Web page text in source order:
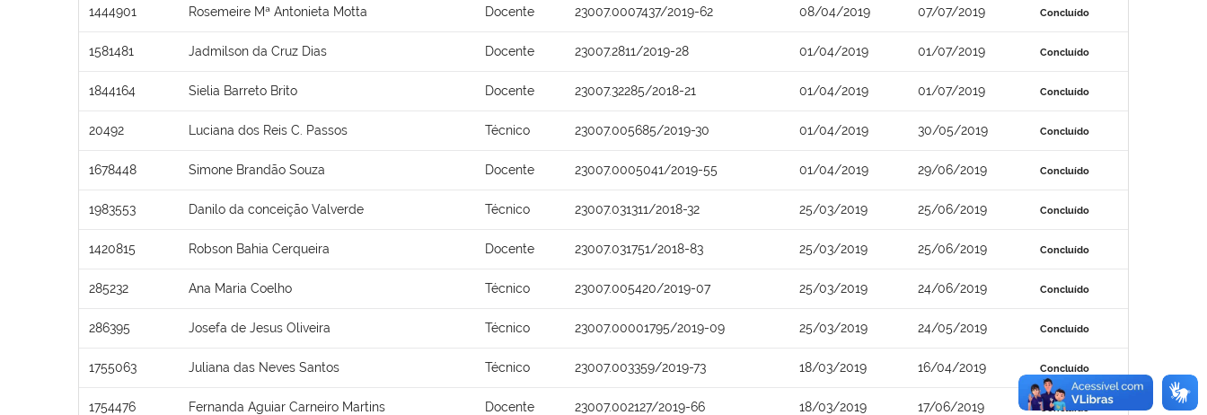
1444901 Rosemeire Mª Antonieta Motta Docente 23007.0007437/2019-62 08/04/2019 07/07/2019 Concluído
1581481 Jadmilson da Cruz Dias Docente 23007.2811/2019-28 01/04/2019 01/07/2019 Concluído
1844164 Sielia Barreto Brito Docente 23007.32285/2018-21 01/04/2019 01/07/2019 Concluído
20492 Luciana dos Reis C. Passos Técnico 23007.005685/2019-30 01/04/2019 30/05/2019 Concluído
1678448 Simone Brandão Souza Docente 23007.0005041/2019-55 01/04/2019 29/06/2019 Concluído
1983553 Danilo da conceição Valverde Técnico 23007.031311/2018-32 25/03/2019 25/06/2019 Concluído
1420815 Robson Bahia Cerqueira Docente 23007.031751/2018-83 25/03/2019 25/06/2019 Concluído
285232 Ana Maria Coelho Técnico 23007.005420/2019-07 25/03/2019 24/06/2019 Concluído
286395 Josefa de Jesus Oliveira Técnico 23007.00001795/2019-09 25/03/2019 24/05/2019 Concluído
1755063 Juliana das Neves Santos Técnico 23007.003359/2019-73 18/03/2019 16/04/2019 Concluído
1754476 Fernanda Aguiar Carneiro Martins Docente 23007.002127/2019-66 18/03/2019 17/06/2019 Concluído